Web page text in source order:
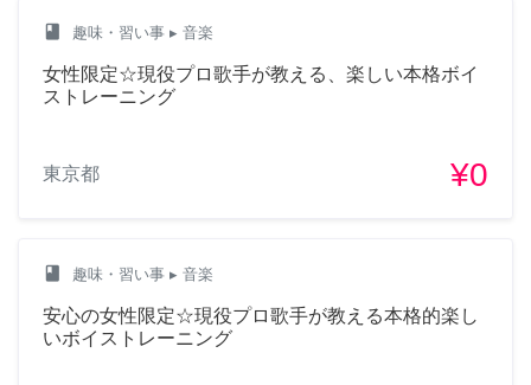
class 趣味・習い事 ▸ 音楽
女性限定☆現役プロ歌手が教える、楽しい本格ボイ
ストレーニング
東京都 ¥0
class 趣味・習い事 ▸ 音楽
安心の女性限定☆現役プロ歌手が教える本格的楽し
いボイストレーニング